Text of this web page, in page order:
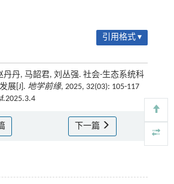
引用格式 ▾
丹丹, 马韶君, 刘丛强. 社会-生态系统科
展[J]. 地学前缘, 2025, 32(03): 105-117
下一篇